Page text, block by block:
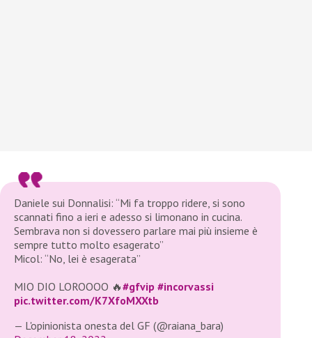
Daniele sui Donnalisi: “Mi fa troppo ridere, si sono
scannati fino a ieri e adesso si limonano in cucina.
Sembrava non si dovessero parlare mai più insieme è
sempre tutto molto esagerato”
Micol: “No, lei è esagerata”
MIO DIO LOROOOO 🔥#gfvip #incorvassi
pic.twitter.com/K7XfoMXXtb
— L'opinionista onesta del GF (@raiana_bara)